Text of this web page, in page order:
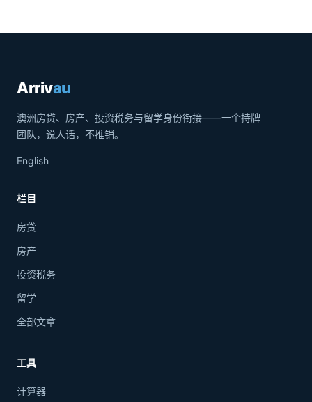
Arrivau
澳洲房贷、房产、投资税务与留学身份衔接——一个持牌
团队，说人话，不推销。
English
栏目
房贷
房产
投资税务
留学
全部文章
工具
计算器